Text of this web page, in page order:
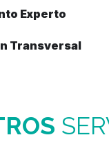
Experto
Transversal